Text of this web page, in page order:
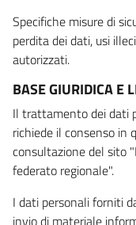
Specifiche misure di
perdita dei dati, usi
autorizzati.
BASE GIURIDICA E
Il trattamento dei dati
richiede il consenso in
consultazione del sito
federato regionale".
I dati personali forniti
invio di materiale